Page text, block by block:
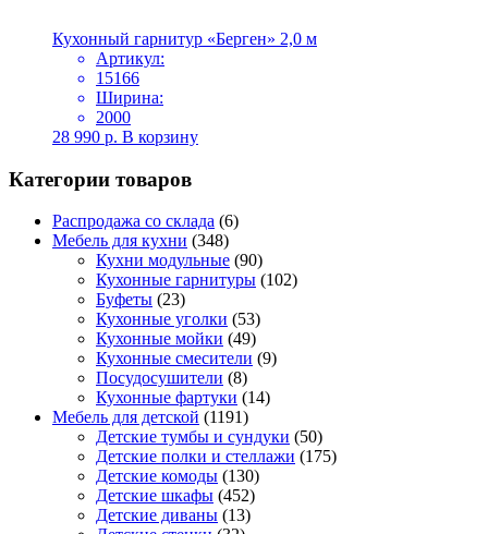
Кухонный гарнитур «Берген» 2,0 м
Артикул:
15166
Ширина:
2000
28 990 р. В корзину
Категории товаров
Распродажа со склада (6)
Мебель для кухни (348)
Кухни модульные (90)
Кухонные гарнитуры (102)
Буфеты (23)
Кухонные уголки (53)
Кухонные мойки (49)
Кухонные смесители (9)
Посудосушители (8)
Кухонные фартуки (14)
Мебель для детской (1191)
Детские тумбы и сундуки (50)
Детские полки и стеллажи (175)
Детские комоды (130)
Детские шкафы (452)
Детские диваны (13)